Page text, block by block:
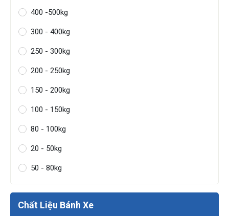
400 -500kg
300 - 400kg
250 - 300kg
200 - 250kg
150 - 200kg
100 - 150kg
80 - 100kg
20 - 50kg
50 - 80kg
Chất Liệu Bánh Xe